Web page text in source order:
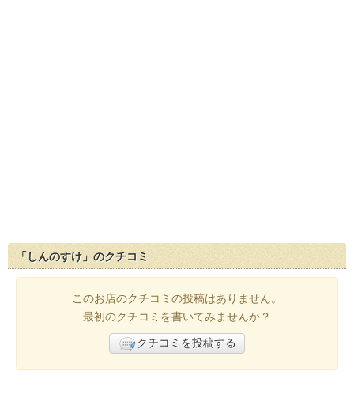
「しんのすけ」のクチコミ
このお店のクチコミの投稿はありません。
最初のクチコミを書いてみませんか？
クチコミを投稿する